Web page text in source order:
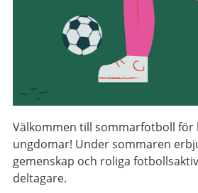
Välkommen till sommarfotboll för
ungdomar! Under sommaren
gemenskap och roliga
deltagare.